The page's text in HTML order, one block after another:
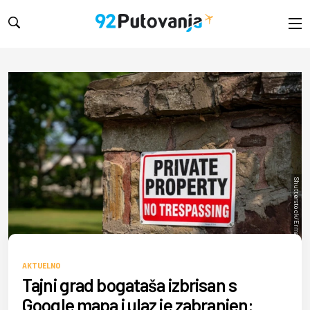
Shutterstock/Erman Gunes
AKTUELNO
Tajni grad bogataša izbrisan s
Google mapa i ulaz je zabranjen: